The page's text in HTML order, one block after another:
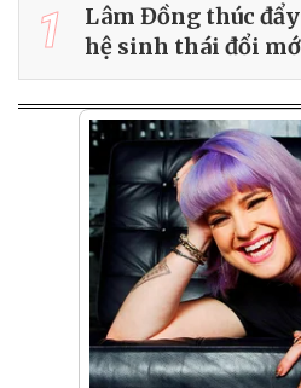
1
Lâm Đồng thúc
hệ sinh thái đổi